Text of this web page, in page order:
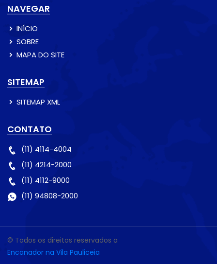
NAVEGAR
INÍCIO
SOBRE
MAPA DO SITE
SITEMAP
SITEMAP XML
CONTATO
(11) 4114-4004
(11) 4214-2000
(11) 4112-9000
(11) 94808-2000
© Todos os direitos reservados a
Encanador na Vila Pauliceia